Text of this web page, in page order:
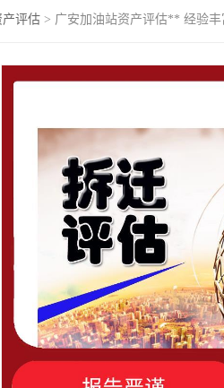
评估 > 广安加油站资产评估** 经验